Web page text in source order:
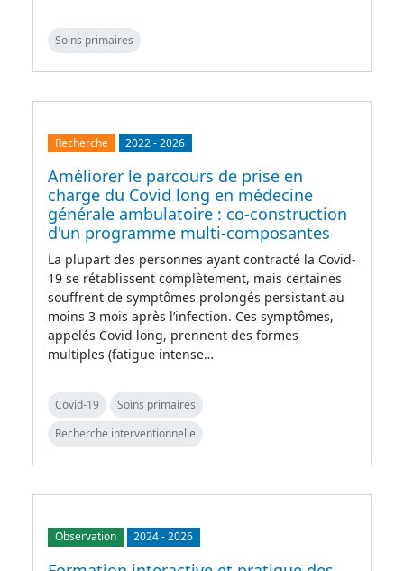
Soins primaires
Recherche 2022-2026
Améliorer le parcours de prise en
charge du Covid long en médecine
générale ambulatoire : co-construction
d'un programme multi-composantes
La plupart des personnes ayant contracté la Covid-
19 se rétablissent complètement, mais certaines
souffrent de symptômes prolongés persistant au
moins 3 mois après l’infection. Ces symptômes,
appelés Covid long, prennent des formes
multiples (fatigue intense…
Covid-19
Soins primaires
Recherche interventionnelle
Observation 2024-2026